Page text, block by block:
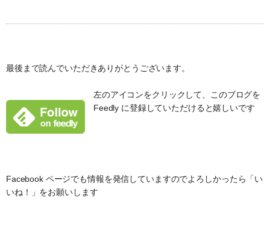
最後まで読んでいただきありがとうございます。
左のアイコンをクリックして、このブログを
Feedly に登録していただけると嬉しいです
Facebook ページでも情報を発信していますのでよろしかったら「い
いね！」をお願いします